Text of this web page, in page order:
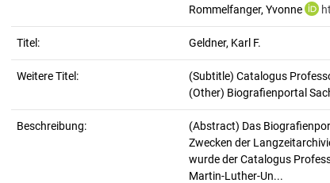
Rommelfanger, Yvonne
Titel: Geldner, Karl F.
Weitere Titel:
(Subtitle) Catalogus
(Other) Biografienportal
Beschreibung: (Abstract) Das
Zwecken der
wurde der Catalogus
Martin-Luther-Un...